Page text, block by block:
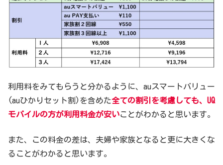
利用料をみてもらうと分かるように、auスマートバリュー
(auひかりセット割)を含めた全ての割引を考慮しても、UQ
モバイルの方が利用料金が安いことがわかると思います。
また、この料金の差は、夫婦や家族となると更に大きくな
ることがわかると思います。